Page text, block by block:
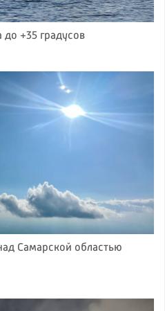
+35 градусов
Самарской областью